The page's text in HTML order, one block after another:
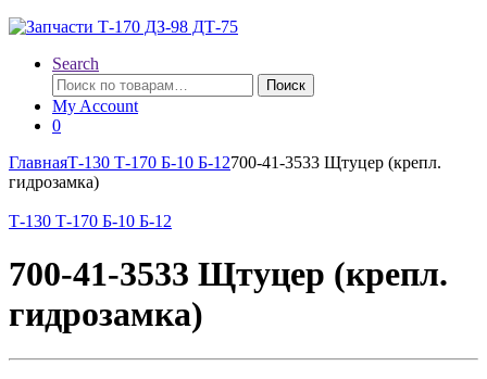
Search
Искать:
Поиск
My Account
0
ГлавнаяТ-130 Т-170 Б-10 Б-12700-41-3533 Щтуцер (крепл.
гидрозамка)
Т-130 Т-170 Б-10 Б-12
700-41-3533 Щтуцер (крепл.
гидрозамка)